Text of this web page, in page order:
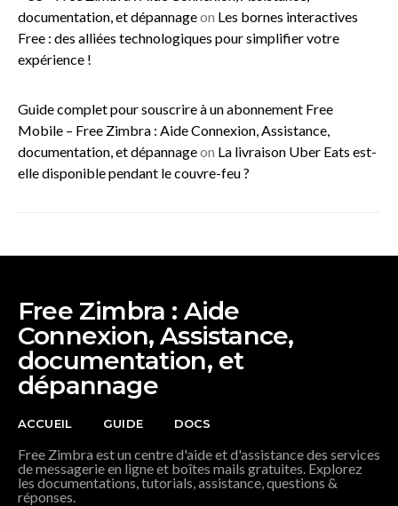
documentation, et dépannageon Les bornes interactives
Free : des alliées technologiques pour simplifier votre
expérience !
Guide complet pour souscrire à un abonnement Free
Mobile – Free Zimbra : Aide Connexion, Assistance,
documentation, et dépannageon La livraison Uber Eats est-
elle disponible pendant le couvre-feu ?
Free Zimbra : Aide
Connexion, Assistance,
documentation, et
dépannage
ACCUEIL GUIDE DOCS
Free Zimbra est un centre d'aide et d'assistance des services
de messagerie en ligne et boîtes mails gratuites. Explorez
les documentations, tutorials, assistance, questions &
réponses.